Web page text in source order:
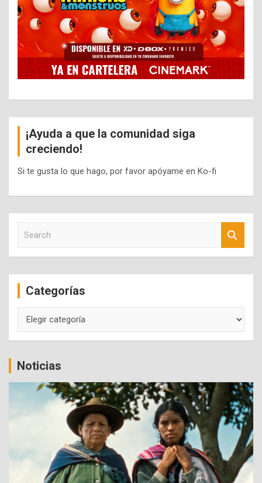
¡Ayuda a que la comunidad siga
creciendo!
Si te gusta lo que hago, por favor apóyame en Ko-fi
c
Categorías
Noticias